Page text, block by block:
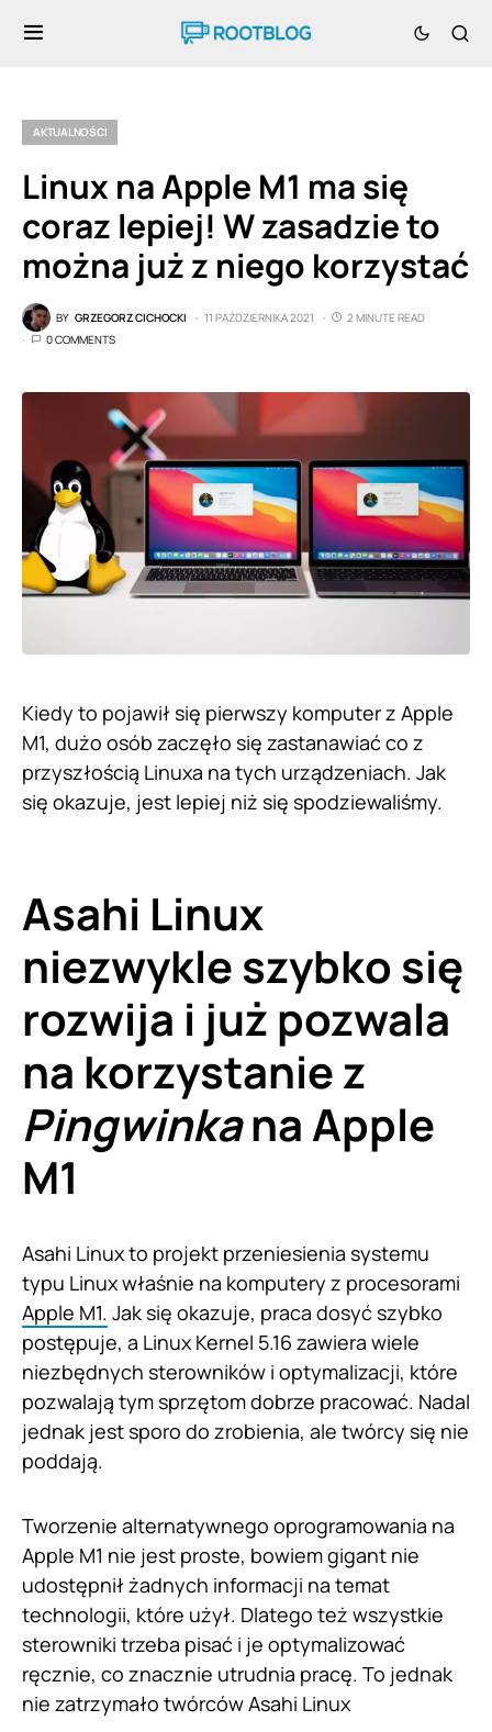
AKTUALNOŚCI
Linux na Apple M1 ma się
coraz lepiej! W zasadzie to
można już z niego korzystać
BY GRZEGORZ CICHOCKI 11 PAŹDZIERNIKA 2021
2 MINUTE READ
0 COMMENTS
Kiedy to pojawił się pierwszy komputer z Apple
M1, dużo osób zaczęło się zastanawiać co z
przyszłością Linuxa na tych urządzeniach. Jak
się okazuje, jest lepiej niż się spodziewaliśmy.
Asahi Linux
niezwykle szybko się
rozwija i już pozwala
na korzystanie z
Pingwinkana Apple
M1
Asahi Linux to projekt przeniesienia systemu
typu Linux właśnie na komputery z procesorami
Apple M1. Jak się okazuje, praca dosyć szybko
postępuje, a Linux Kernel 5.16 zawiera wiele
niezbędnych sterowników i optymalizacji, które
pozwalają tym sprzętom dobrze pracować. Nadal
jednak jest sporo do zrobienia, ale twórcy się nie
poddają.
Tworzenie alternatywnego oprogramowania na
Apple M1 nie jest proste, bowiem gigant nie
udostępnił żadnych informacji na temat
technologii, które użył. Dlatego też wszystkie
sterowniki trzeba pisać i je optymalizować
ręcznie, co znacznie utrudnia pracę. To jednak
nie zatrzymało twórców Asahi Linux